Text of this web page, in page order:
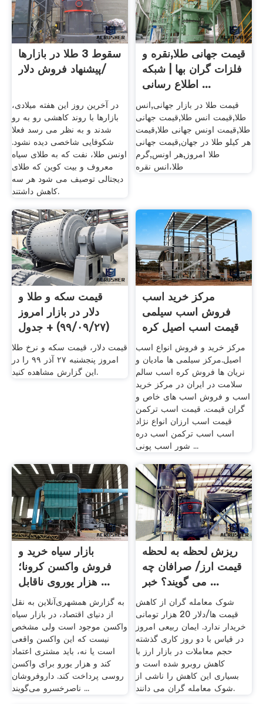
سقوط 3 طلا در بازارها
/پیشنهاد فروش دلار
در آخرین روز این هفته میلادی،
بازارها با روند کاهشی رو به رو
شدند و به نظر می رسد فعلا
شکوفایی شاخصی دیده نشود.
اونس طلا، نفت که به طلای سیاه
معروف و بیت کوین که طلای
دیجتالی توصیف می شود هر سه
کاهش داشتند.
قیمت جهانی طلا,نقره و
فلزات گران بها | شبکه
اطلاع رسانی ...
قیمت طلا در بازار جهانی,انس
طلا,قيمت انس طلا,قیمت جهانی
طلا,قیمت اونس جهانی طلا,قیمت
هر کیلو طلا در جهان,قیمت جهانی
طلا امروز,هر اونس,گرم
طلا،انس نقره
قیمت سکه و طلا و
دلار در بازار امروز
(۹۹/۰۹/۲۷) + جدول
قیمت دلار، قیمت سکه و نرخ طلا
امروز پنجشنبه ۲۷ آذر ۹۹ را در
این گزارش مشاهده کنید.
مرکز خرید اسب
فروش اسب سیلمی
قیمت اسب اصیل کره
اسب .
مرکز خرید و فروش انواع اسب
اصیل.مرکز سیلمی ها مادیان و
نریان ها فروش کره اسب سالم
سلامت در ایران در مرکز خرید
اسب و فروش اسب های خاص و
گران قیمت. قیمت اسب ترکمن
قیمت اسب ارزان انواع نژاد
اسب اسب ترکمن اسب دره
شور اسب پونی ...
بازار سیاه خرید و
فروش واکسن کرونا؛
هزار یوروی ناقابل ...
به گزارش همشهری‌آنلاین به نقل
از دنیای اقتصاد، در بازار سیاه
واکسن موجود است ولی مشخص
نیست که این واکسن واقعی
است یا نه، باید مشتری اعتماد
کند و هزار یورو برای واکسن
روسی پرداخت کند. داروفروشان
ناصرخسرو می‌گویند ...
ریزش لحظه به لحظه
قیمت ارز/ صرافان چه
می گویند؟ خبر ...
شوک معامله گران از کاهش
قیمت ها/دلار 20 هزار تومانی
خریدار ندارد. ایمان ربیعی امروز
در قیاس با دو روز کاری گذشته
حجم معاملات در بازار ارز با
کاهش روبرو شده است و
بسیاری این کاهش را ناشی از
شوک معامله گران می دانند.